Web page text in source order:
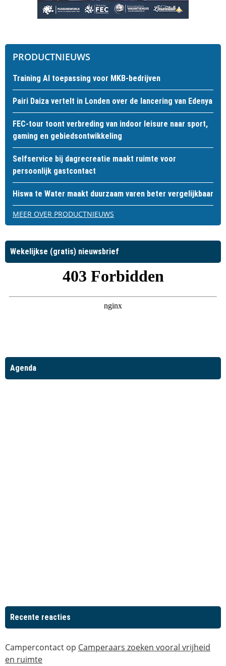
PRODUCTNIEUWS
Training AI toepassing voor MKB-bedrijven
Pairi Daiza vertelt in Londen over de lancering van Edenya
FEC-tour toont verbreding van indoor leisure naar sport,
gaming en gebiedsontwikkeling
Selfservice bij dagrecreatie maakt ruimte voor
persoonlijk gastcontact
Hiswa te Water maakt duurzaam varen beter vergelijkbaar
MEER OVER PRODUCTNIEUWS
Wekelijkse (gratis) nieuwsbrief
Agenda
Recente reacties
Campercontact op Camperaars zoeken vooral vrijheid
en ruimte